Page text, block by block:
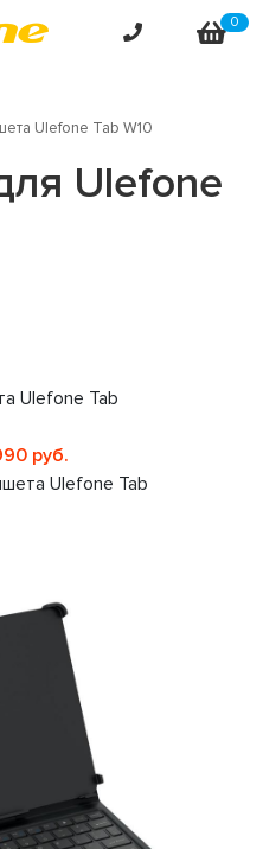
0
Ulefone Tab W10
Ulefone
Ulefone Tab
руб.
Ulefone Tab